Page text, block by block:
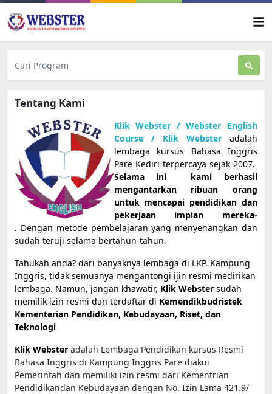
Tentang Kami
Klik Webster / Webster English
Course / Klik Websteradalah
lembaga kursus Bahasa Inggris
Pare Kediri terpercaya sejak 2007.
Selama ini kami berhasil
mengantarkan ribuan orang
untuk mencapai pendidikan dan
pekerjaan impian mereka­
. Dengan metode pembelajaran yang menyenangkan dan
sudah teruji selama bertahun-tahun.
Tahukah anda? dari banyaknya lembaga di LKP. Kampung
Inggris, tidak semuanya mengantongi ijin resmi medirikan
lembaga. Namun, jangan khawatir, Klik Webster sudah
memilik izin resmi dan terdaftar di Kemendikbudristek
Kementerian Pendidikan, Kebudayaan, Riset, dan
Teknologi
Klik Webster adalah Lembaga Pendidikan kursus Resmi
Bahasa Inggris di Kampung Inggris Pare diakui
Pemerintah dan memiliki izin resmi dari Kementrian
Pendidikandan Kebudayaan dengan No. Izin Lama 421.9/